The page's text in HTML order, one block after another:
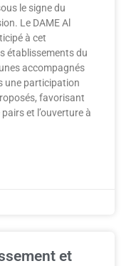
le signe du
Le DAME Al
à cet
établissements du
accompagnés
une participation
favorisant
et l’ouverture à
et